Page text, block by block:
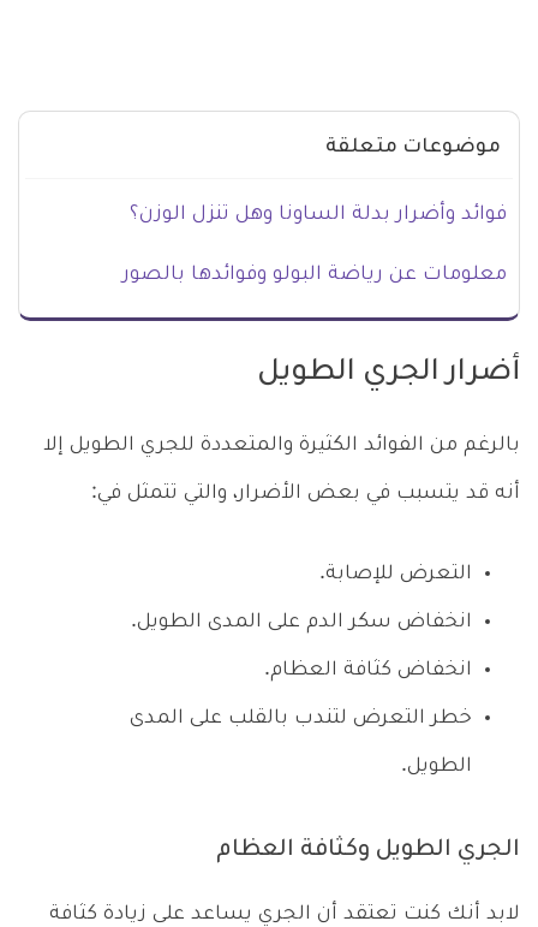
موضوعات متعلقة
فوائد وأضرار بدلة الساونا وهل تنزل الوزن؟
معلومات عن رياضة البولو وفوائدها بالصور
أضرار الجري الطويل
بالرغم من الفوائد الكثيرة والمتعددة للجري الطويل إلا
أنه قد يتسبب في بعض الأضرار، والتي تتمثل في:
التعرض للإصابة.
انخفاض سكر الدم على المدى الطويل.
انخفاض كثافة العظام.
خطر التعرض لتندب بالقلب على المدى
الطويل.
الجري الطويل وكثافة العظام
لابد أنك كنت تعتقد أن الجري يساعد على زيادة كثافة